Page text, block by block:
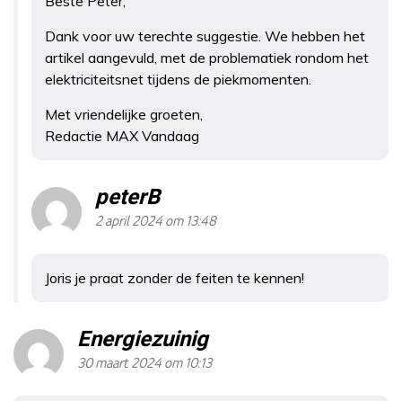
Dank voor uw terechte suggestie. We hebben het
artikel aangevuld, met de problematiek rondom het
elektriciteitsnet tijdens de piekmomenten.
Met vriendelijke groeten,
Redactie MAX Vandaag
peterB
2 april 2024 om 13:48
Joris je praat zonder de feiten te kennen!
Energiezuinig
30 maart 2024 om 10:13